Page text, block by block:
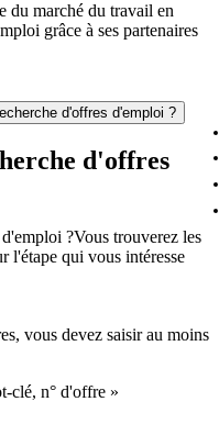
du marché du travail en
grâce à ses partenaires
d'offres d'emploi ?
d'offres
?Vous trouverez les
l'étape qui vous intéresse
vous devez saisir au moins
clé, n° d'offre »